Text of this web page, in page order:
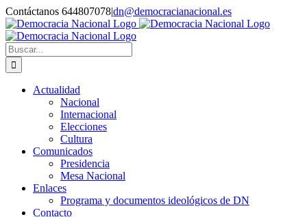
Saltar
al
contenido
Contáctanos 644807078|dn@democracianacional.es
Buscar:
Actualidad
Nacional
Internacional
Elecciones
Cultura
Comunicados
Presidencia
Mesa Nacional
Enlaces
Programa y documentos ideológicos de DN
Contacto